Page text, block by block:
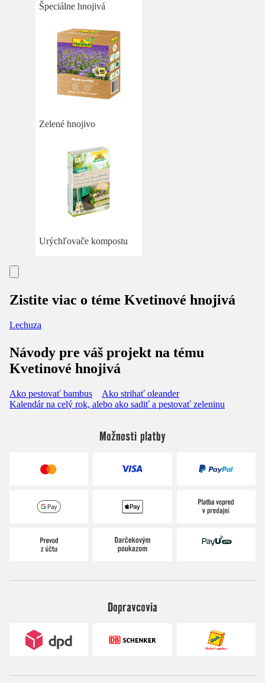
Špeciálne hnojivá
Zelené hnojivo
Urýchľovače kompostu
Zistite viac o téme Kvetinové hnojivá
Lechuza
Návody pre váš projekt na tému
Kvetinové hnojivá
Ako pestovať bambus
Ako strihať oleander
Kalendár na celý rok, alebo ako sadiť a pestovať zeleninu
Možnosti platby
Dopravcovia